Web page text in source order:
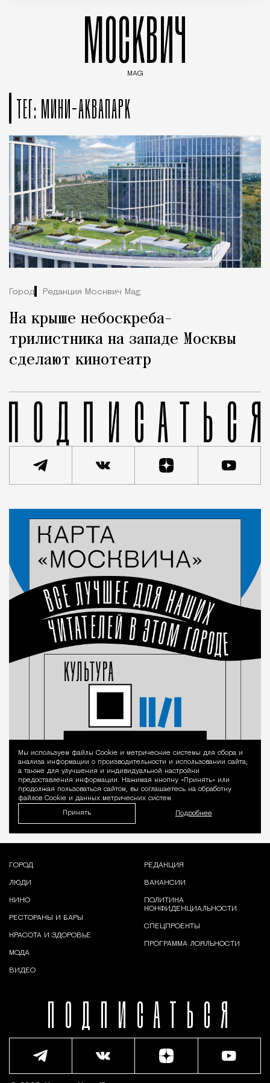
МОСКВИЧ
MAG
ТЕГ: МИНИ-АКВАПАРК
Город Редакция Москвич Mag
На крыше небоскреба-
трилистника на западе Москвы
сделают кинотеатр
Уведомление
Мы используем файлы Сookie и метрические системы для сбора и
анализа информации о производительности и использовании сайта,
а также для улучшения и индивидуальной настройки
предоставления информации. Нажимая кнопку «Принять» или
продолжая пользоваться сайтом, вы соглашаетесь на обработку
файлов Cookie и данных метрических систем.
Принять Подробнее
ПОДПИСАТЬСЯ
ГОРОД
ЛЮДИ
КИНО
РЕСТОРАНЫ И БАРЫ
КРАСОТА И ЗДОРОВЬЕ
МОДА
ВИДЕО
РЕДАКЦИЯ
ВАКАНСИИ
ПОЛИТИКА
КОНФИДЕНЦИАЛЬНОСТИ
СПЕЦПРОЕКТЫ
ПРОГРАММА ЛОЯЛЬНОСТИ